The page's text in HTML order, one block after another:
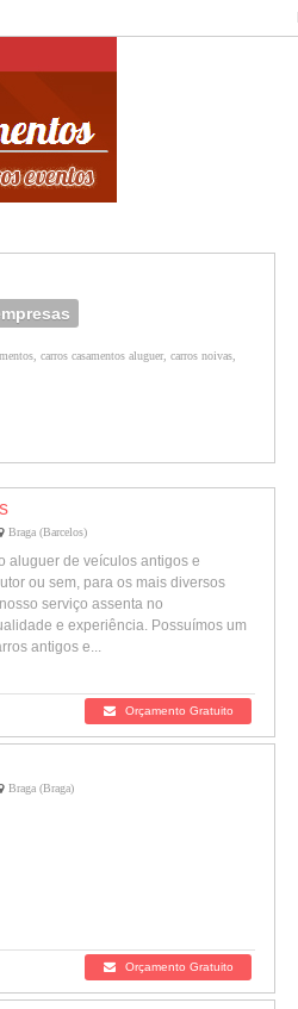
carros casamentos aluguer, carros noivas,
Braga (Barcelos)
aluguer de veículos antigos e
ou sem, para os mais diversos
serviço assenta no
e experiência. Possuímos um
antigos e...
Orçamento Gratuito
Braga (Braga)
Orçamento Gratuito